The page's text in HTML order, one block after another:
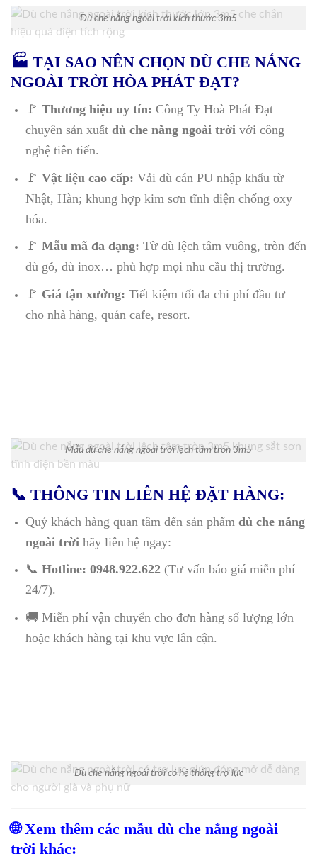
Dù che nắng ngoài trời kích thước 3m5
🏭 TẠI SAO NÊN CHỌN DÙ CHE NẮNG
NGOÀI TRỜI HÒA PHÁT ĐẠT?
🚩 Thương hiệu uy tín: Công Ty Hoà Phát Đạt
chuyên sản xuất dù che nắng ngoài trờivới công
nghệ tiên tiến.
🚩 Vật liệu cao cấp: Vải dù cán PU nhập khẩu từ
Nhật, Hàn; khung hợp kim sơn tĩnh điện chống oxy
hóa.
🚩 Mẫu mã đa dạng: Từ dù lệch tâm vuông, tròn đến
dù gỗ, dù inox… phù hợp mọi nhu cầu thị trường.
🚩 Giá tận xưởng: Tiết kiệm tối đa chi phí đầu tư
cho nhà hàng, quán cafe, resort.
Mẫu dù che nắng ngoài trời lệch tâm tròn 3m5
📞 THÔNG TIN LIÊN HỆ ĐẶT HÀNG:
Quý khách hàng quan tâm đến sản phẩm dù che nắng
ngoài trời hãy liên hệ ngay:
📞 Hotline: 0948.922.622(Tư vấn báo giá miễn phí
24/7).
🚚 Miễn phí vận chuyển cho đơn hàng số lượng lớn
hoặc khách hàng tại khu vực lân cận.
Dù che nắng ngoài trời có hệ thống trợ lực
🌐 Xem thêm các mẫu dù che nắng ngoài
trời khác: